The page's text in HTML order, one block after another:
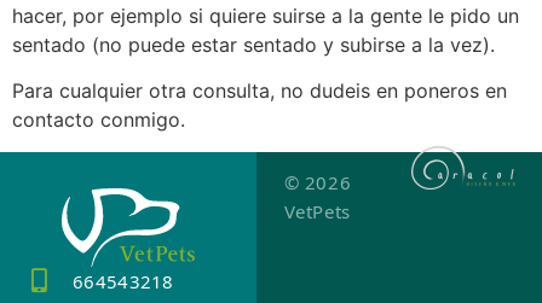
hacer, por ejemplo si quiere suirse a la gente le pido un
sentado (no puede estar sentado y subirse a la vez).
Para cualquier otra consulta, no dudeis en poneros en
contacto conmigo.
664543218
© 2026
VetPets